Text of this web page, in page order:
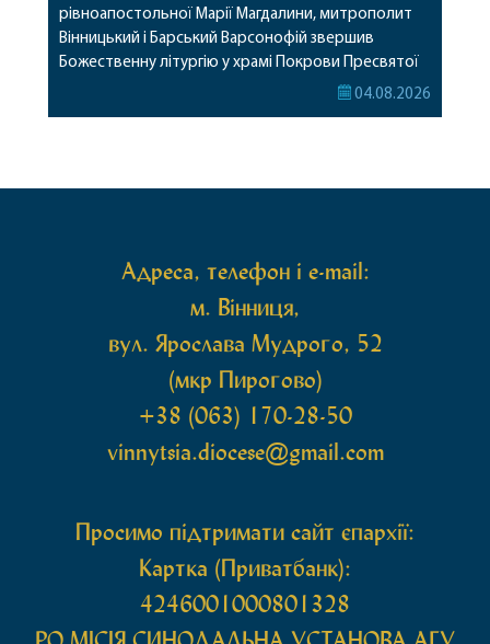
рівноапостольної Марії Магдалини, митрополит
Вінницький і Барський Варсонофій звершив
Божественну літургію у храмі Покрови Пресвятої
Богородиці села Терешки Барського благочиння.
04.08.2026
Адреса, телефон і e-mail:
м. Вінниця,
вул. Ярослава Мудрого, 52
(мкр Пирогово)
+38 (063) 170-28-50
vinnytsia.diocese@gmail.com
Просимо підтримати сайт єпархії:
Картка (Приватбанк):
4246001000801328